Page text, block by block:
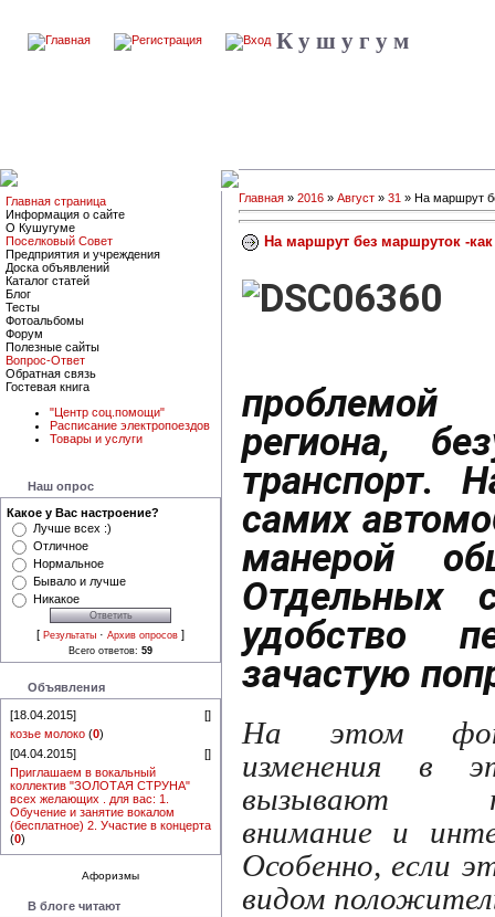
К у ш у г у м
Главная страница
Информация о сайте
О Кушугуме
Поселковый Совет
Предприятия и учреждения
Доска объявлений
Каталог статей
Блог
Тесты
Фотоальбомы
Форум
Полезные сайты
Вопрос-Ответ
Обратная связь
Гостевая книга
"Центр соц.помощи"
Расписание электропоездов
Товары и услуги
Наш опрос
Какое у Вас настроение?
Лучше всех :)
Отличное
Нормальное
Бывало и лучше
Никакое
[ Результаты · Архив опросов ]
Всего ответов: 59
Объявления
[18.04.2015] []
козье молоко (0)
[04.04.2015]
[]
Приглашаем в вокальный
коллектив "ЗОЛОТАЯ СТРУНА"
всех желающих . для вас: 1.
Обучение и занятие вокалом
(бесплатное) 2. Участие в концерта
(0)
Афоризмы
В блоге читают
Главная » 2016 » Август » 31 » На маршрут
На маршрут без маршруток -
региона,
транспорт.
самих
манерой
Отдельных
удобство
зачастую
На этом
изменения в
вызывают
внимание и
Особенно, если
видом